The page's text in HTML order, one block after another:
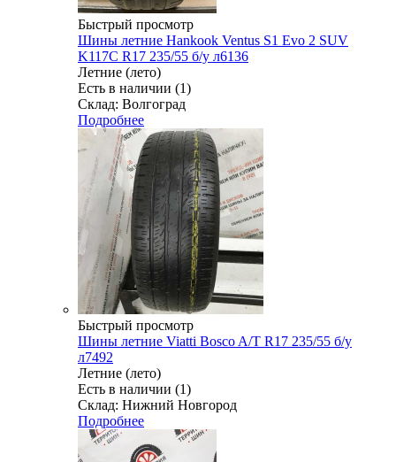
Быстрый просмотр
Шины летние Hankook Ventus S1 Evo 2 SUV
K117C R17 235/55 б/у л6136
Летние (лето)
Есть в наличии (1)
Склад: Волгоград
Подробнее
Быстрый просмотр
Шины летние Viatti Bosco A/T R17 235/55 б/у
л7492
Летние (лето)
Есть в наличии (1)
Склад: Нижний Новгород
Подробнее